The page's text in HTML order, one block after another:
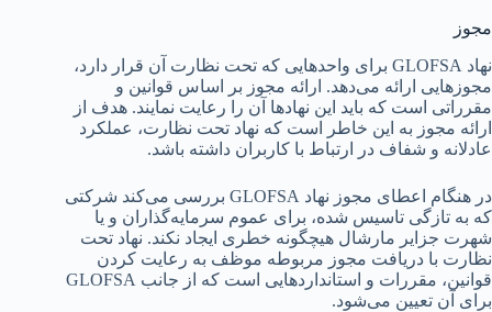
مجوز
نهاد GLOFSA برای واحدهایی که تحت نظارت آن قرار دارد،
مجوزهایی ارائه می‌دهد. ارائه مجوز بر اساس قوانین و
مقرراتی است که باید این نهادها آن را رعایت نمایند. هدف از
ارائه مجوز به این خاطر است که نهاد تحت نظارت، عملکرد
عادلانه و شفاف در ارتباط با کاربران داشته باشد.
در هنگام اعطای مجوز نهاد GLOFSA بررسی می‌کند شرکتی
که به تازگی تاسیس شده، برای عموم سرمایه‌گذاران و یا
شهرت جزایر مارشال هیچگونه خطری ایجاد نکند. نهاد تحت
نظارت با دریافت مجوز مربوطه موظف به رعایت کردن
قوانین، مقررات و استانداردهایی است که از جانب GLOFSA
برای آن تعیین می‌شود.